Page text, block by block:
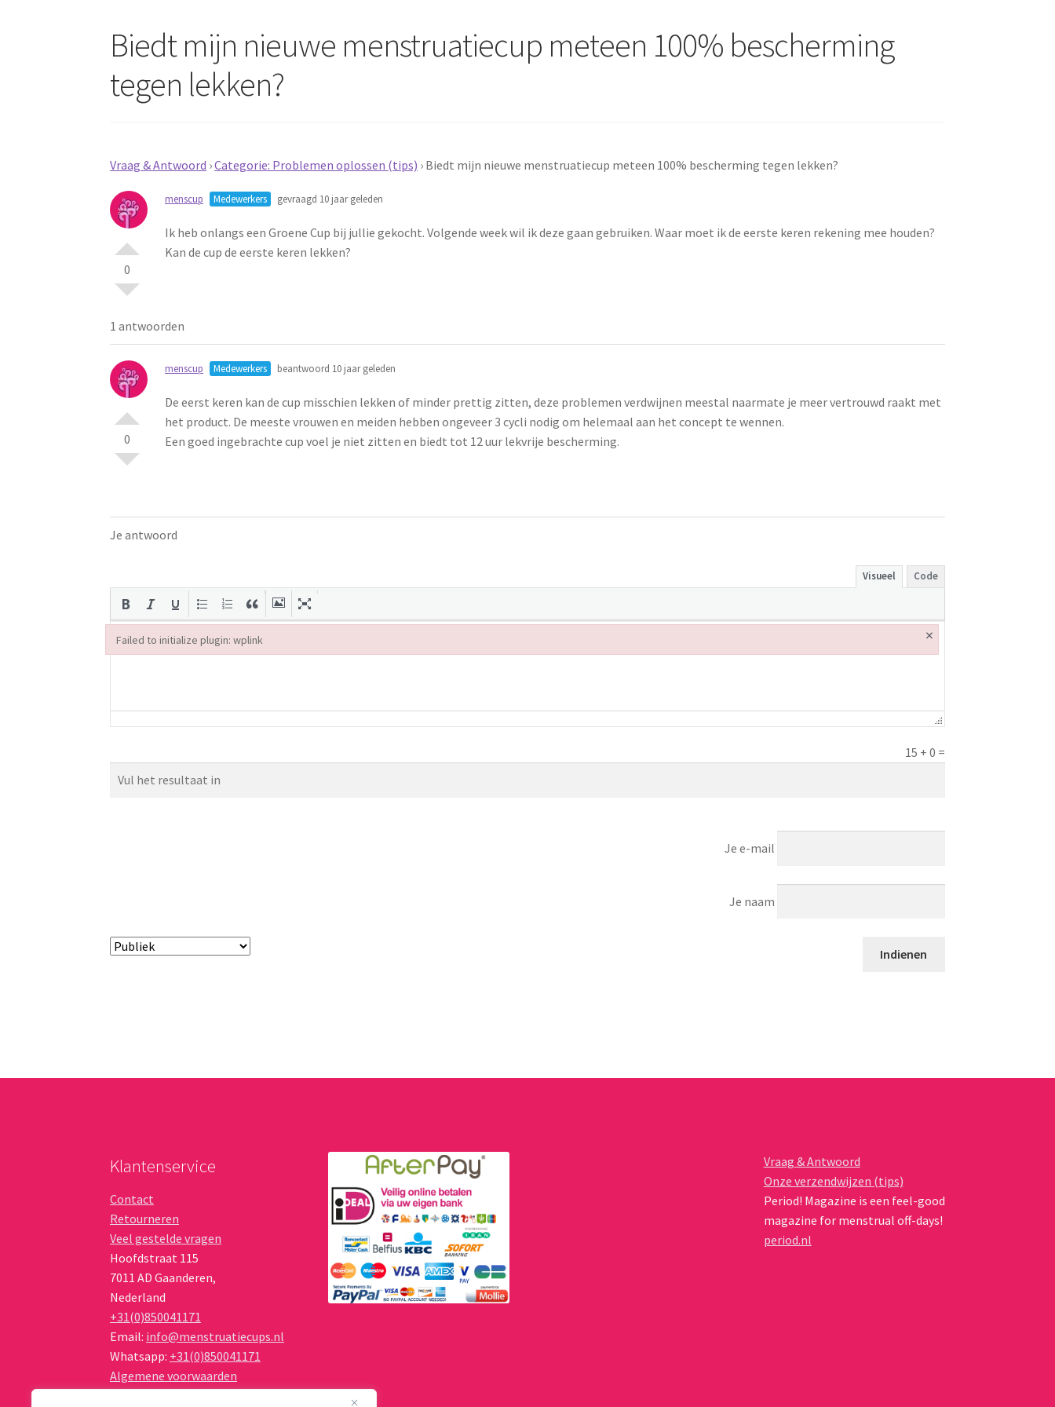
Biedt mijn nieuwe menstruatiecup meteen 100% bescherming
tegen lekken?
Vraag & Antwoord ›Categorie: Problemen oplossen (tips) › Biedt mijn nieuwe menstruatiecup meteen 100% bescherming tegen lekken?
0
menscup Medewerkers gevraagd 10 jaar geleden
Ik heb onlangs een Groene Cup bij jullie gekocht. Volgende week wil ik deze gaan gebruiken. Waar moet ik de eerste keren rekening mee houden?
Kan de cup de eerste keren lekken?
1 antwoorden
0
menscup Medewerkers beantwoord 10 jaar geleden
De eerst keren kan de cup misschien lekken of minder prettig zitten, deze problemen verdwijnen meestal naarmate je meer vertrouwd raakt met
het product. De meeste vrouwen en meiden hebben ongeveer 3 cycli nodig om helemaal aan het concept te wennen.
Een goed ingebrachte cup voel je niet zitten en biedt tot 12 uur lekvrije bescherming.
Je antwoord
Visueel Code
15 + 0 =
Je e-mail
Je naam
Klantenservice
Contact
Retourneren
Veel gestelde vragen
Hoofdstraat 115
7011 AD Gaanderen,
Nederland
+31(0)850041171
Email: info@menstruatiecups.nl
Whatsapp: +31(0)850041171
Algemene voorwaarden
Vraag & Antwoord
Onze verzendwijzen (tips)
Period! Magazine is een feel-good
magazine for menstrual off-days!
period.nl
Failed to initialize plugin: wplink ×
Failed to initialize plugin: wplink